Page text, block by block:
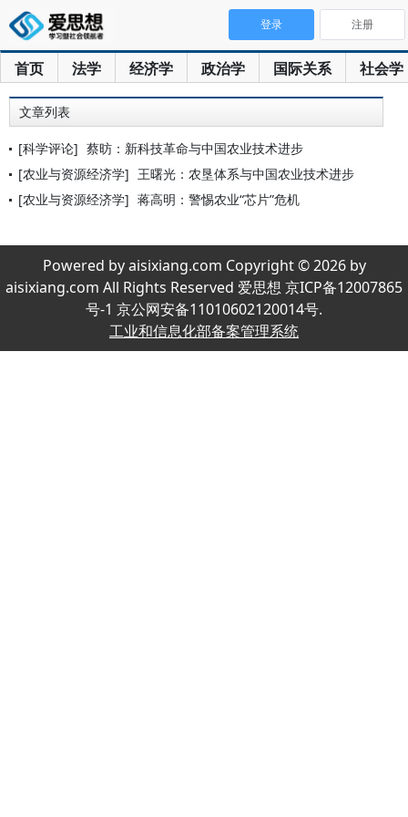
首页 法学 经济学 政治学 国际关系 社会学
登录 注册
文章列表
[科学评论] 蔡昉：新科技革命与中国农业技术进步
[农业与资源经济学] 王曙光：农垦体系与中国农业技术进步
[农业与资源经济学] 蒋高明：警惕农业“芯片”危机
Powered by aisixiang.com Copyright © 2026 by
aisixiang.com All Rights Reserved 爱思想 京ICP备12007865
号-1 京公网安备11010602120014号.
工业和信息化部备案管理系统